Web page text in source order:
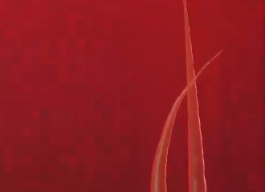
Мои адреса
Мои подписки